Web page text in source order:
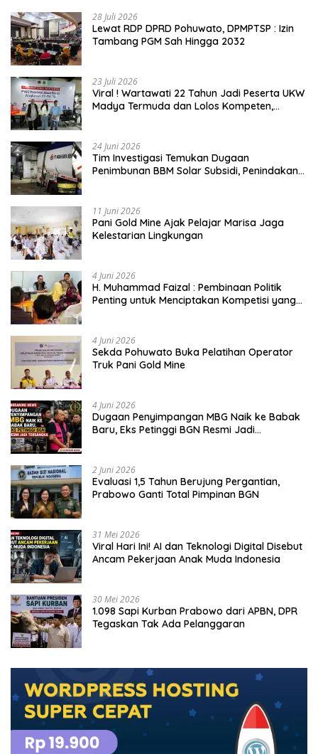
28 Juli 2026
Lewat RDP DPRD Pohuwato, DPMPTSP : Izin
Tambang PGM Sah Hingga 2032
23 Juli 2026
Viral ! Wartawati 22 Tahun Jadi Peserta UKW
Madya Termuda dan Lolos Kompeten,
24 Juni 2026
Tim Investigasi Temukan Dugaan
Penimbunan BBM Solar Subsidi, Penindakan
11 Juni 2026
Pani Gold Mine Ajak Pelajar Marisa Jaga
Kelestarian Lingkungan
4 Juni 2026
H. Muhammad Faizal : Pembinaan Politik
Penting untuk Menciptakan Kompetisi yang
4 Juni 2026
Sekda Pohuwato Buka Pelatihan Operator
Truk Pani Gold Mine
4 Juni 2026
Dugaan Penyimpangan MBG Naik ke Babak
Baru, Eks Petinggi BGN Resmi Jadi
2 Juni 2026
Evaluasi 1,5 Tahun Berujung Pergantian,
Prabowo Ganti Total Pimpinan BGN
31 Mei 2026
Viral Hari Ini! AI dan Teknologi Digital Disebut
Ancam Pekerjaan Anak Muda Indonesia
30 Mei 2026
1.098 Sapi Kurban Prabowo dari APBN, DPR
Tegaskan Tak Ada Pelanggaran